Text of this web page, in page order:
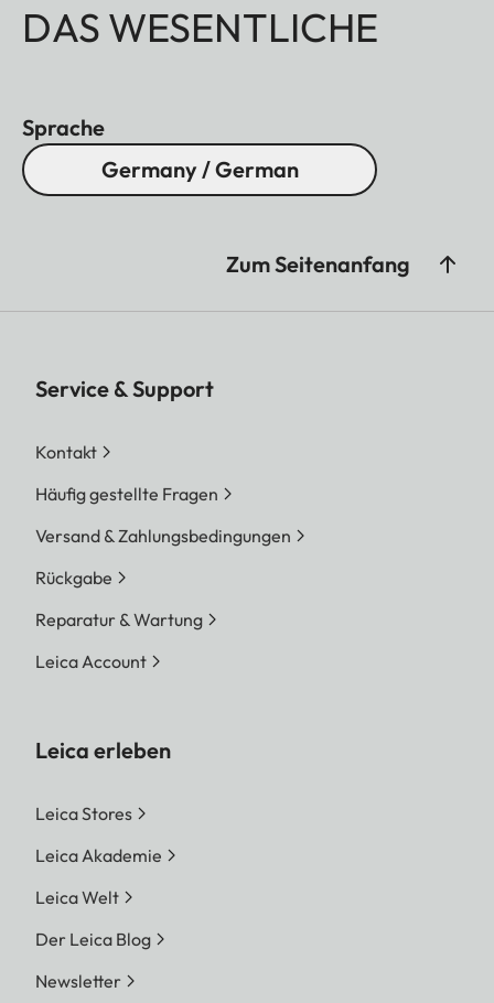
DAS WESENTLICHE
Sprache
Germany / German
Zum Seitenanfang
Service & Support
Kontakt
Häufig gestellte Fragen
Versand & Zahlungsbedingungen
Rückgabe
Reparatur & Wartung
Leica Account
Leica erleben
Leica Stores
Leica Akademie
Leica Welt
Der Leica Blog
Newsletter